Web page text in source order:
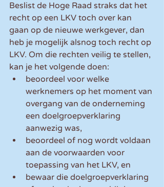
Beslist de Hoge Raad straks dat het
recht op een LKV toch over kan
gaan op de nieuwe werkgever, dan
heb je mogelijk alsnog toch recht op
LKV. Om die rechten veilig te stellen,
kan je het volgende doen:
beoordeel voor welke
werknemers op het moment van
overgang van de onderneming
een doelgroepverklaring
aanwezig was,
beoordeel of nog wordt voldaan
aan de voorwaarden voor
toepassing van het LKV, en
bewaar die doelgroepverklaring